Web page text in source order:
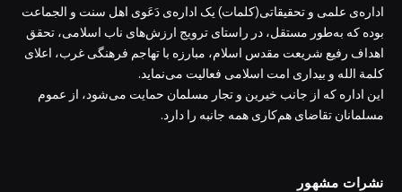
اداره‌ی علمی و تحقیقاتی(کلمات) یک اداره‌ی دَعَوی اهل سنت و الجماعت
بوده که به‌طور مستقل، در راستای ترویج ارزش‌های ناب اسلامی، تحقق
اهداف رفیع شریعت مقدس اسلام، مبارزه با تهاجم فرهنگی غرب، اعلای
کلمة الله و بیداری امت اسلامی فعالیت می‌نماید.
این اداره که از جانب خیرین و تجار مسلمان حمایت می‌شود، از عموم
مسلمانان تقاضای هم‌کاری همه جانبه را دارد.
نشرات مشهور